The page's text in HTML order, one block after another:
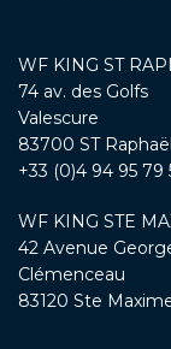
WF KING ST
74 av. des Golfs
Valescure
83700 ST Raphaël
+33 (0)4 94 95 79
WF KING STE
42 Avenue
Clémenceau
83120 Ste